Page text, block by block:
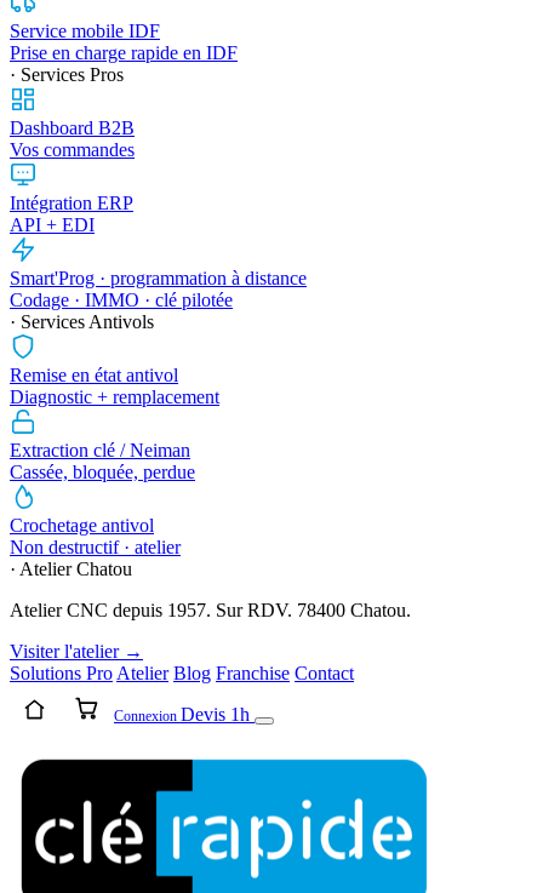
Service mobile IDF
Prise en charge rapide en IDF
· Services Pros
Dashboard B2B
Vos commandes
Intégration ERP
API + EDI
Smart'Prog · programmation à distance
Codage · IMMO · clé pilotée
· Services Antivols
Remise en état antivol
Diagnostic + remplacement
Extraction clé / Neiman
Cassée, bloquée, perdue
Crochetage antivol
Non destructif · atelier
· Atelier Chatou
Atelier CNC depuis 1957. Sur RDV. 78400 Chatou.
Visiter l'atelier →
Solutions Pro Atelier Blog Franchise Contact
Connexion Devis 1h